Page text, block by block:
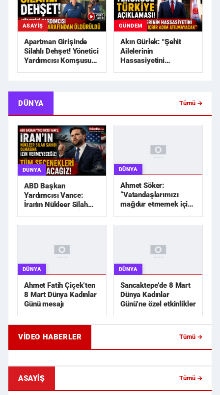
ASAYIŞ
Apartman Girişinde
Silahlı Dehşet! Yönetici
Yardımcısı Komşusu
GÜNDEM
Akın Gürlek: "Şehit
Ailelerinin
Hassasiyetini
Adım Atılmayaca...
DÜNYA Tümü →
DÜNYA
ABD Başkan
Yardımcısı Vance:
İran'ın Nükleer Silah
DÜNYA
Ahmet Söker:
“Vatandaşlarımızı
mağdur etmemek için
DÜNYA
Ahmet Fatih Çiçek’ten
8 Mart Dünya Kadınlar
Günü mesajı
DÜNYA
Sancaktepe’de 8 Mart
Dünya Kadınlar
Günü’ne özel etkinlikler
VIDEO HABERLER Tümü →
Eski Sevgili Karşılaşması Kanlı Bitti!
Apartman Girişinde
ASAYIŞ Tümü →